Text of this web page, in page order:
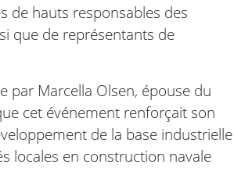
de hauts responsables des
que de représentants de
par Marcella Olsen, épouse du
cet événement renforçait son
de la base industrielle
locales en construction navale